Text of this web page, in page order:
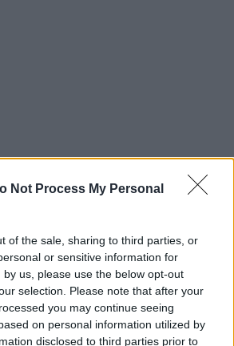
Not Process My Personal
of the sale, sharing to third parties, or
or sensitive information for
us, please use the below opt-out
selection. Please note that after your
you may continue seeing
on personal information utilized by
disclosed to third parties prior to